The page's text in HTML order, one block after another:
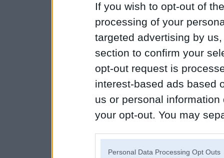
If you wish to opt-out of
processing of your
targeted advertising by
section to confirm your
opt-out request is
interest-based ads based
us or personal
your opt-out. You may
Personal Data Processing Opt Outs